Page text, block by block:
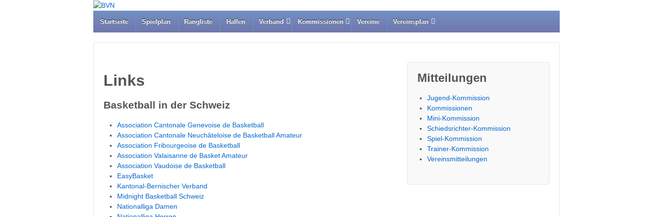
Startseite Spielplan Rangliste Hallen Verband Kommissionen Vereine Vereinsplan
Links
Basketball in der Schweiz
Association Cantonale Genevoise de Basketball
Association Cantonale Neuchâteloise de Basketball Amateur
Association Fribourgeoise de Basketball
Association Valaisanne de Basket Amateur
Association Vaudoise de Basketball
EasyBasket
Kantonal-Bernischer Verband
Midnight Basketball Schweiz
Nationalliga Damen
Mitteilungen
Jugend-Kommission
Kommissionen
Mini-Kommission
Schiedsrichter-Kommission
Spiel-Kommission
Trainer-Kommission
Vereinsmitteilungen